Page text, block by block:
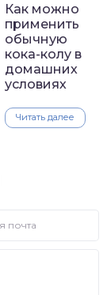
Как можно
применить
обычную
кока-колу в
домашних
условиях
Читать далее